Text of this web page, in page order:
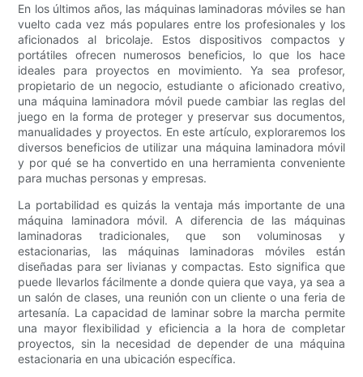
En los últimos años, las máquinas laminadoras móviles se han
vuelto cada vez más populares entre los profesionales y los
aficionados al bricolaje. Estos dispositivos compactos y
portátiles ofrecen numerosos beneficios, lo que los hace
ideales para proyectos en movimiento. Ya sea profesor,
propietario de un negocio, estudiante o aficionado creativo,
una máquina laminadora móvil puede cambiar las reglas del
juego en la forma de proteger y preservar sus documentos,
manualidades y proyectos. En este artículo, exploraremos los
diversos beneficios de utilizar una máquina laminadora móvil
y por qué se ha convertido en una herramienta conveniente
para muchas personas y empresas.
La portabilidad es quizás la ventaja más importante de una
máquina laminadora móvil. A diferencia de las máquinas
laminadoras tradicionales, que son voluminosas y
estacionarias, las máquinas laminadoras móviles están
diseñadas para ser livianas y compactas. Esto significa que
puede llevarlos fácilmente a donde quiera que vaya, ya sea a
un salón de clases, una reunión con un cliente o una feria de
artesanía. La capacidad de laminar sobre la marcha permite
una mayor flexibilidad y eficiencia a la hora de completar
proyectos, sin la necesidad de depender de una máquina
estacionaria en una ubicación específica.